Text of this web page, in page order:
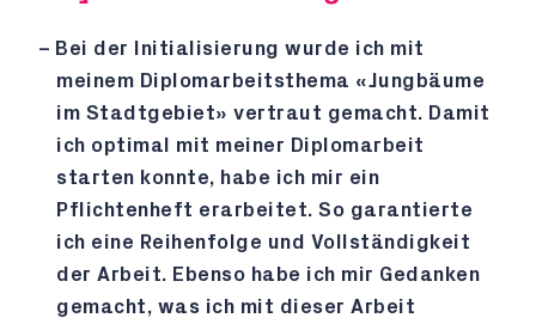
Bei der Initialisierung wurde ich mit
meinem Diplomarbeitsthema «Jungbäume
im Stadtgebiet» vertraut gemacht. Damit
ich optimal mit meiner Diplomarbeit
starten konnte, habe ich mir ein
Pflichtenheft erarbeitet. So garantierte
ich eine Reihenfolge und Vollständigkeit
der Arbeit. Ebenso habe ich mir Gedanken
gemacht, was ich mit dieser Arbeit